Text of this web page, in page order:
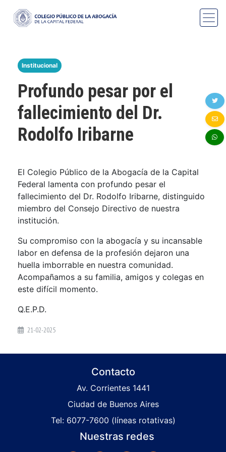
Institucional
Profundo pesar por el
fallecimiento del Dr.
Rodolfo Iribarne
El Colegio Público de la Abogacía de la Capital
Federal lamenta con profundo pesar el
fallecimiento del Dr. Rodolfo Iribarne, distinguido
miembro del Consejo Directivo de nuestra
institución.
Su compromiso con la abogacía y su incansable
labor en defensa de la profesión dejaron una
huella imborrable en nuestra comunidad.
Acompañamos a su familia, amigos y colegas en
este difícil momento.
Q.E.P.D.
21-02-2025
Contacto
Av. Corrientes 1441
Ciudad de Buenos Aires
Tel: 6077-7600 (líneas rotativas)
Nuestras redes